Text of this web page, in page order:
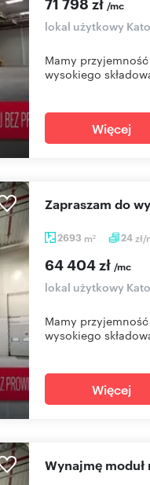
/mc
lokal użytkowy
Mamy
wysokiego
Więcej
2693 m2 24zł/
Zapraszam do
64 404 zł /mc
lokal użytkowy
Mamy
wysokiego
Więcej
Wynajmę